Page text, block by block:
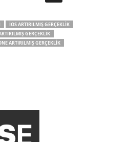
IOS ARTIRILMIŞ GERÇEKLIK
GERÇEKLIK
ARTIRILMIŞ GERÇEKLIK